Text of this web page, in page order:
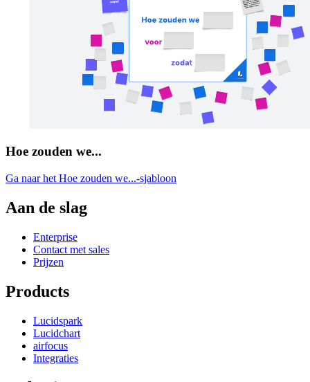
Hoe zouden we...
Ga naar het Hoe zouden we...-sjabloon
Aan de slag
Enterprise
Contact met sales
Prijzen
Products
Lucidspark
Lucidchart
airfocus
Integraties